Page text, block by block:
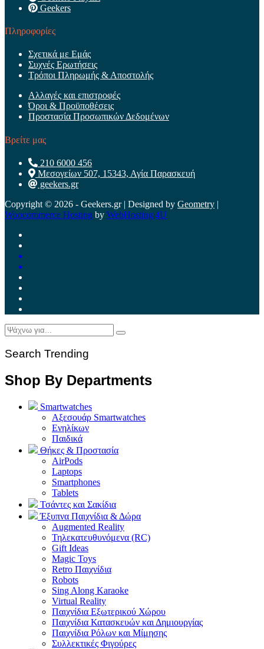
Geekers
Πληροφορίες
Σχετικά με Εμάς
Συχνές Ερωτήσεις
Τρόποι Πληρωμής & Αποστολής
Αλλαγές και επιστροφές
Όροι & Προϋποθέσεις
Προστασία Προσωπικών Δεδομένων
Βρείτε μας
210 6000 456
Μεσογείων 507, 15343, Αγία Παρασκευή
geekers.gr
Copyright © 2026 - Geekers.gr | Designed by Geometry |
Woocommerce Hosting by WebHosting|4U
Search Trending
Shop By Departments
Smartwatches
Αξεσουάρ Smartwatches
Ενηλίκων
Παιδικά
Θήκες & Προστασία
AirPods
Laptops
Smartphones
Tablets
Τσάντες και Σακίδια
Έξυπνα Παιχνίδια & Δώρα
Augmented Reality
Τηλεκατευθυνόμενα (RC)
Gift Ideas
Magic Toys
Retro Παιχνίδια
Robots
Sing Along Karaoke
Virtual Reality
Παιχνίδια Εξωτερικού Χώρου
Παιχνίδια Κατασκευών και Δημιουργίας
Παιχνίδια Ρόλων και Μίμησης
Συλλεκτικές Φιγούρες